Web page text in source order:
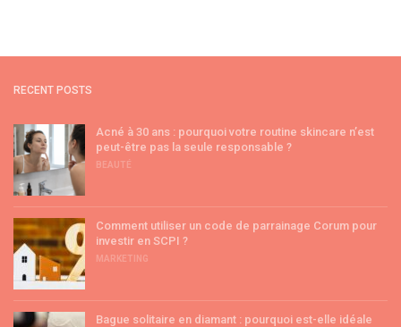
RECENT POSTS
Acné à 30 ans : pourquoi votre routine skincare n’est
peut-être pas la seule responsable ?
BEAUTÉ
Comment utiliser un code de parrainage Corum pour
investir en SCPI ?
MARKETING
Bague solitaire en diamant : pourquoi est-elle idéale